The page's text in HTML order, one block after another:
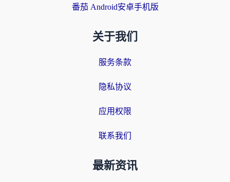
番茄 Android安卓手机版
关于我们
服务条款
隐私协议
应用权限
联系我们
最新资讯